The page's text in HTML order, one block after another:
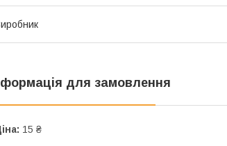
для замовлення
15 ₴